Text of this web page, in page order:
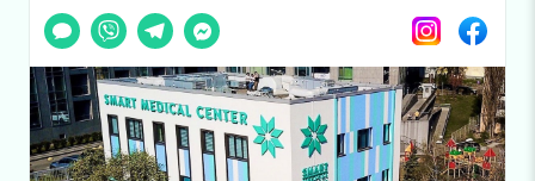
Чат
Viber TelegramMessenger InstagramFacebook